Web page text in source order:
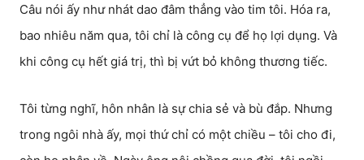
Câu nói ấy như nhát dao đâm thẳng vào tim tôi. Hóa ra,
bao nhiêu năm qua, tôi chỉ là công cụ để họ lợi dụng. Và
khi công cụ hết giá trị, thì bị vứt bỏ không thương tiếc.
Tôi từng nghĩ, hôn nhân là sự chia sẻ và bù đắp. Nhưng
trong ngôi nhà ấy, mọi thứ chỉ có một chiều – tôi cho đi,